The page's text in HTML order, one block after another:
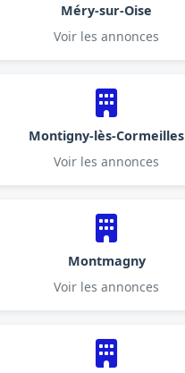
Méry-sur-Oise
Voir les annonces
Montigny-lès-Cormeilles
Voir les annonces
Montmagny
Voir les annonces